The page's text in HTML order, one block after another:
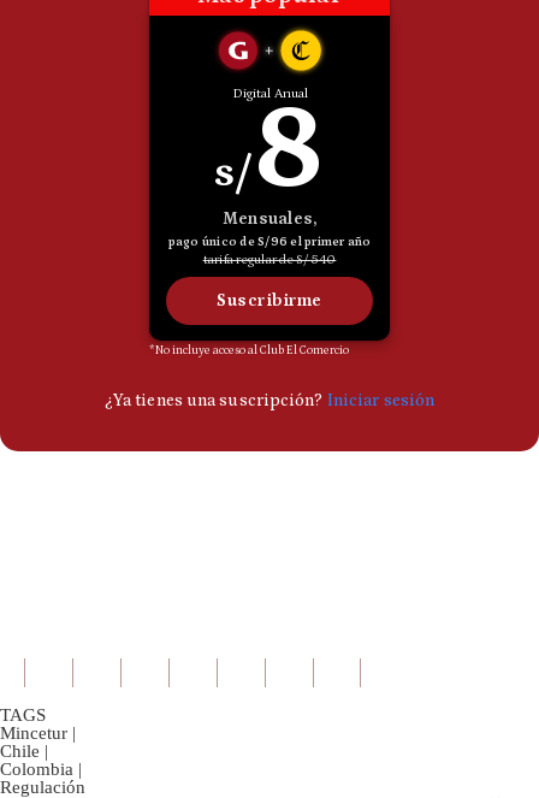
TAGS
Mincetur |
Chile |
Colombia |
Regulación